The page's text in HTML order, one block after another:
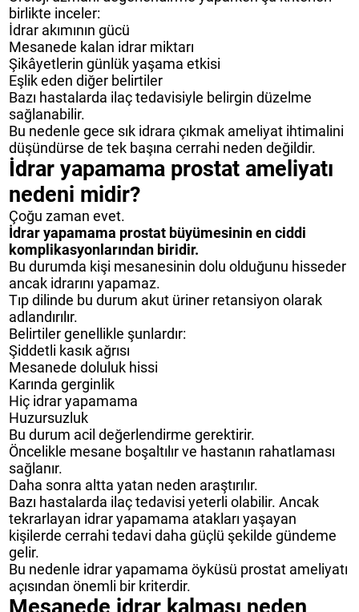
birlikte inceler:
İdrar akımının gücü
Mesanede kalan idrar miktarı
Şikâyetlerin günlük yaşama etkisi
Eşlik eden diğer belirtiler
Bazı hastalarda ilaç tedavisiyle belirgin düzelme
sağlanabilir.
Bu nedenle gece sık idrara çıkmak ameliyat ihtimalini
düşündürse de tek başına cerrahi neden değildir.
İdrar yapamama prostat ameliyatı
nedeni midir?
Çoğu zaman evet.
İdrar yapamama prostat büyümesinin en ciddi
komplikasyonlarından biridir.
Bu durumda kişi mesanesinin dolu olduğunu hisseder
ancak idrarını yapamaz.
Tıp dilinde bu durum akut üriner retansiyon olarak
adlandırılır.
Belirtiler genellikle şunlardır:
Şiddetli kasık ağrısı
Mesanede doluluk hissi
Karında gerginlik
Hiç idrar yapamama
Huzursuzluk
Bu durum acil değerlendirme gerektirir.
Öncelikle mesane boşaltılır ve hastanın rahatlaması
sağlanır.
Daha sonra altta yatan neden araştırılır.
Bazı hastalarda ilaç tedavisi yeterli olabilir. Ancak
tekrarlayan idrar yapamama atakları yaşayan
kişilerde cerrahi tedavi daha güçlü şekilde gündeme
gelir.
Bu nedenle idrar yapamama öyküsü prostat ameliyatı
açısından önemli bir kriterdir.